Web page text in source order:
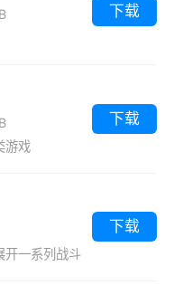
下载
游戏
下载
开一系列战斗
下载